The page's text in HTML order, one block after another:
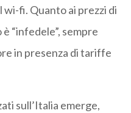
fi. Quanto ai prezzi di
“infedele”, sempre
in presenza di tariffe
sull’Italia emerge,